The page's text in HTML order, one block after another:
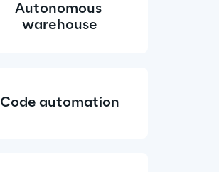
Autonomous
warehouse
Code automation